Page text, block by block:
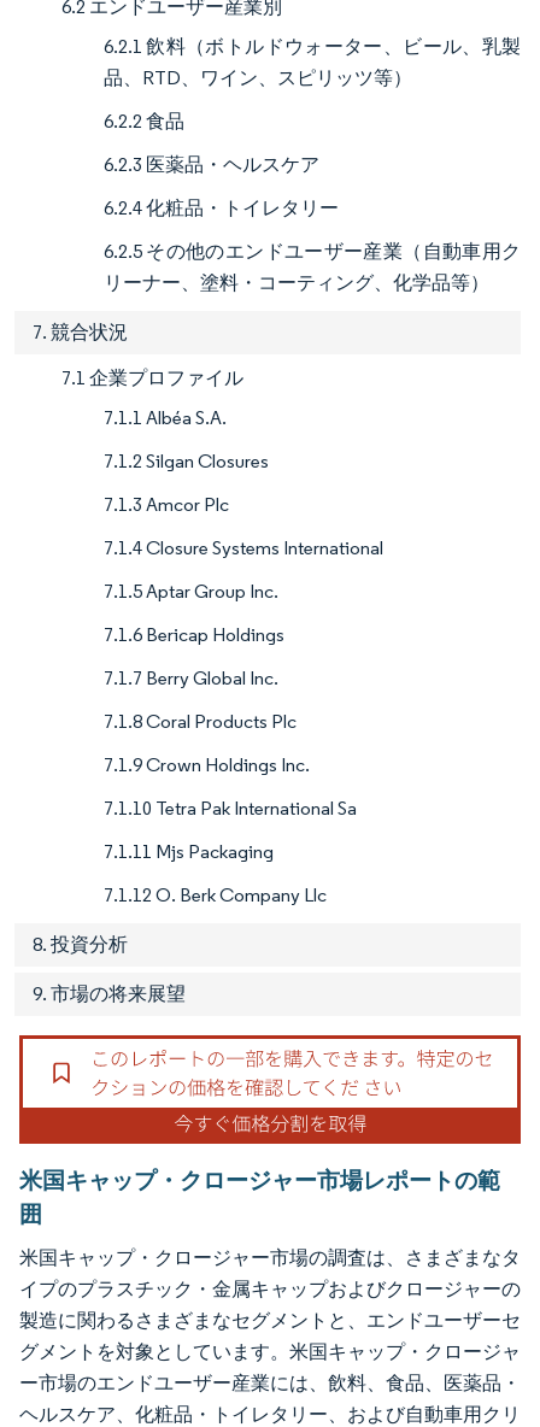
6.2 エンドユーザー産業別
6.2.1 飲料（ボトルドウォーター、ビール、乳製
品、RTD、ワイン、スピリッツ等）
6.2.2 食品
6.2.3 医薬品・ヘルスケア
6.2.4 化粧品・トイレタリー
6.2.5 その他のエンドユーザー産業（自動車用ク
リーナー、塗料・コーティング、化学品等）
7. 競合状況
7.1 企業プロファイル
7.1.1 Albéa S.A.
7.1.2 Silgan Closures
7.1.3 Amcor Plc
7.1.4 Closure Systems International
7.1.5 Aptar Group Inc.
7.1.6 Bericap Holdings
7.1.7 Berry Global Inc.
7.1.8 Coral Products Plc
7.1.9 Crown Holdings Inc.
7.1.10 Tetra Pak International Sa
7.1.11 Mjs Packaging
7.1.12 O. Berk Company Llc
8. 投資分析
9. 市場の将来展望
米国キャップ・クロージャー市場レポートの範
囲
米国キャップ・クロージャー市場の調査は、さまざまなタ
イプのプラスチック・金属キャップおよびクロージャーの
製造に関わるさまざまなセグメントと、エンドユーザーセ
グメントを対象としています。米国キャップ・クロージャ
ー市場のエンドユーザー産業には、飲料、食品、医薬品・
ヘルスケア、化粧品・トイレタリー、および自動車用クリ